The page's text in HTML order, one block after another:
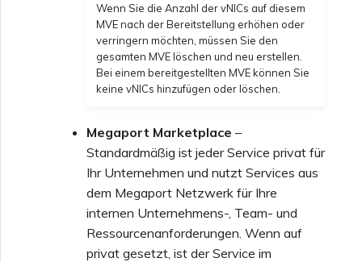
Wenn Sie die Anzahl der vNICs auf diesem
MVE nach der Bereitstellung erhöhen oder
verringern möchten, müssen Sie den
gesamten MVE löschen und neu erstellen.
Bei einem bereitgestellten MVE können Sie
keine vNICs hinzufügen oder löschen.
Megaport Marketplace –
Standardmäßig ist jeder Service privat für
Ihr Unternehmen und nutzt Services aus
dem Megaport Netzwerk für Ihre
internen Unternehmens-, Team- und
Ressourcenanforderungen. Wenn auf
privat gesetzt, ist der Service im